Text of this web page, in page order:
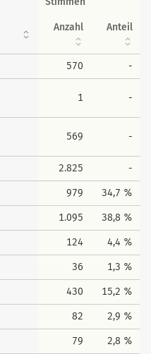
Anzahl Anteil
570 -
1 -
569 -
2.825 -
979 34,7 %
1.095 38,8 %
124 4,4 %
36 1,3 %
430 15,2 %
82 2,9 %
79 2,8 %